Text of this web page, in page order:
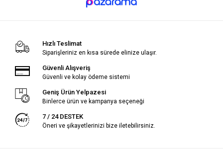
Hızlı Teslimat
Siparişleriniz en kısa sürede elinize ulaşır.
Güvenli Alışveriş
Güvenli ve kolay ödeme sistemi
Geniş Ürün Yelpazesi
Binlerce ürün ve kampanya seçeneği
7 / 24 DESTEK
Öneri ve şikayetlerinizi bize iletebilirsiniz.